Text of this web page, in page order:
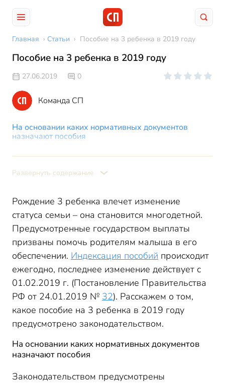
Главная › Статьи › Пособие на 3 ребенка в 2019 году
Пособие на 3 ребенка в 2019 году
27.06.2019 0
Команда СП
На основании каких нормативных документов
назначают пособия
медучреждении
Единовременное пособие при рождении
Пособие по уходу за ребенком до 1,5 лет
При неполном рабочем дне
Как считают пособие на 3 ребенка в 2019 году
Формула для расчета
Максимальное и минимальное пособие
Пример
Пособие до 3-х лет
Развернуть содержание
Рождение 3 ребенка влечет изменение
статуса семьи – она становится многодетной.
Предусмотренные государством выплаты
призваны помочь родителям малыша в его
обеспечении. Индексация пособий происходит
ежегодно, последнее изменение действует с
01.02.2019 г. (Постановление Правительства
РФ от 24.01.2019 № 32). Расскажем о том,
какое пособие на 3 ребенка в 2019 году
предусмотрено законодательством.
На основании каких нормативных документов
назначают пособия
Законодательством предусмотрены